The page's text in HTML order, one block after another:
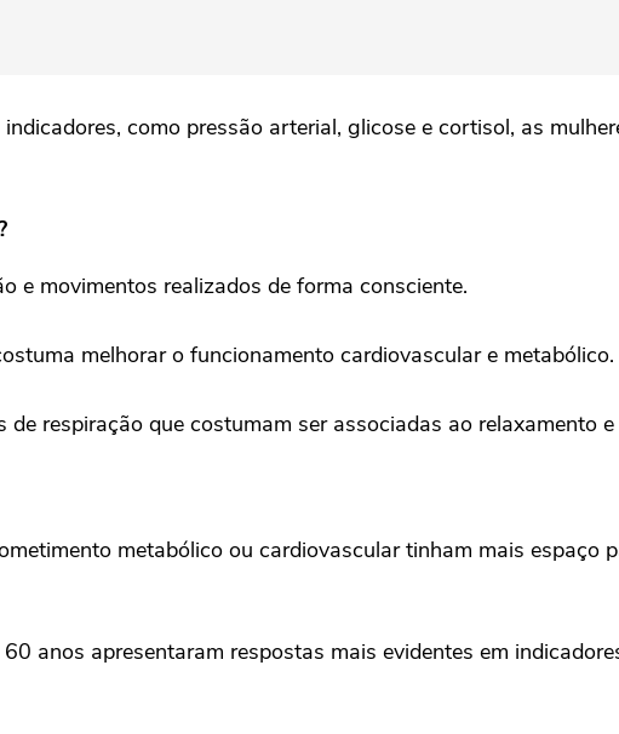
como pressão arterial, glicose e cortisol, as
e movimentos realizados de forma consciente.
melhorar o funcionamento cardiovascular e metabólico.
respiração que costumam ser associadas ao relaxamento
metabólico ou cardiovascular tinham mais espaço
anos apresentaram respostas mais evidentes em